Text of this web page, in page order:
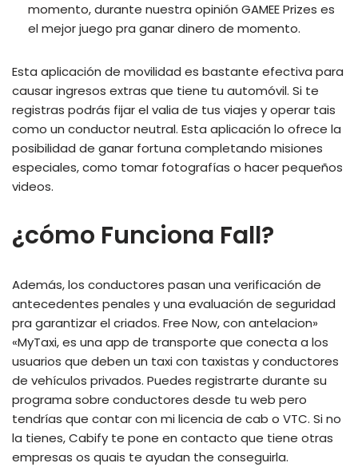
momento, durante nuestra opinión GAMEE Prizes es
el mejor juego pra ganar dinero de momento.
Esta aplicación de movilidad es bastante efectiva para
causar ingresos extras que tiene tu automóvil. Si te
registras podrás fijar el valia de tus viajes y operar tais
como un conductor neutral. Esta aplicación lo ofrece la
posibilidad de ganar fortuna completando misiones
especiales, como tomar fotografías o hacer pequeños
videos.
¿cómo Funciona Fall?
Además, los conductores pasan una verificación de
antecedentes penales y una evaluación de seguridad
pra garantizar el criados. Free Now, con antelacion»
«MyTaxi, es una app de transporte que conecta a los
usuarios que deben un taxi con taxistas y conductores
de vehículos privados. Puedes registrarte durante su
programa sobre conductores desde tu web pero
tendrías que contar con mi licencia de cab o VTC. Si no
la tienes, Cabify te pone en contacto que tiene otras
empresas os quais te ayudan the conseguirla.